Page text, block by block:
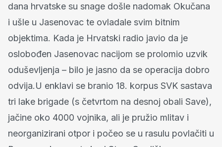
dana hrvatske su snage došle nadomak Okučana
i ušle u Jasenovac te ovladale svim bitnim
objektima. Kada je Hrvatski radio javio da je
oslobođen Jasenovac nacijom se prolomio uzvik
oduševljenja – bilo je jasno da se operacija dobro
odvija.U enklavi se branio 18. korpus SVK sastava
tri lake brigade (s četvrtom na desnoj obali Save),
jačine oko 4000 vojnika, ali je pružio mlitav i
neorganizirani otpor i počeo se u rasulu povlačiti u